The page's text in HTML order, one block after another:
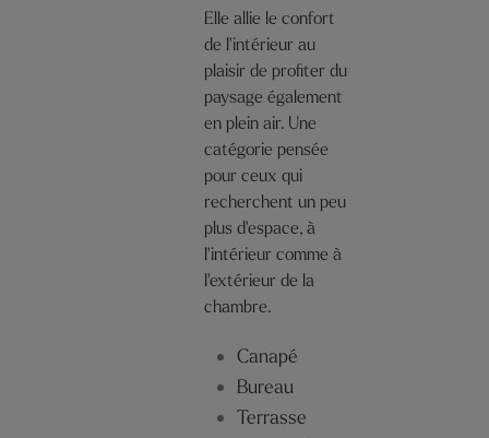
Elle allie le confort
de l'intérieur au
plaisir de profiter du
paysage également
en plein air. Une
catégorie pensée
pour ceux qui
recherchent un peu
plus d'espace, à
l'intérieur comme à
l'extérieur de la
chambre.
Canapé
Bureau
Terrasse